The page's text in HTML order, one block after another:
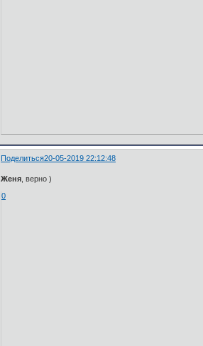
Поделиться20-05-2019 22:12:48
Женя , верно )
0